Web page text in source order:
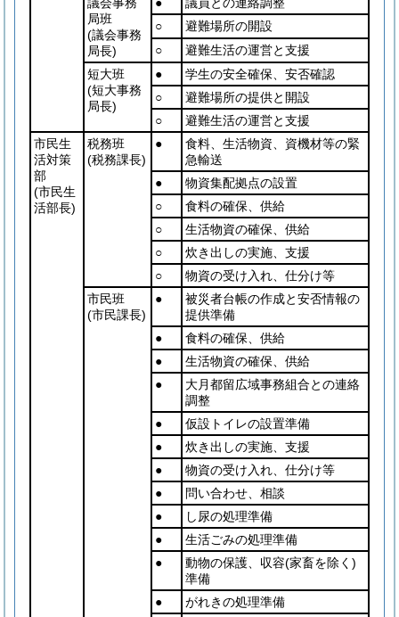
局班
(議会事務
局長)
○
避難場所の開設
○
避難生活の運営と支援
短大班
(短大事務
局長)
●
学生の安全確保、安否確認
○
避難場所の提供と開設
○
避難生活の運営と支援
市民生
活対策
部
(市民生
活部長)
税務班
(税務課長)
●
食料、生活物資、資機材等の緊
急輸送
●
物資集配拠点の設置
○
食料の確保、供給
○
生活物資の確保、供給
○
炊き出しの実施、支援
○
物資の受け入れ、仕分け等
市民班
(市民課長)
●
被災者台帳の作成と安否情報の
提供準備
●
食料の確保、供給
●
生活物資の確保、供給
●
大月都留広域事務組合との連絡
調整
●
仮設トイレの設置準備
●
炊き出しの実施、支援
●
物資の受け入れ、仕分け等
●
問い合わせ、相談
●
し尿の処理準備
●
生活ごみの処理準備
●
動物の保護、収容(家畜を除く)
準備
●
がれきの処理準備